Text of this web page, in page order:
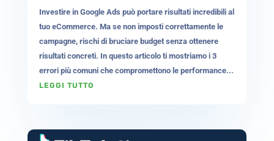
Investire in Google Ads può portare risultati incredibili al
tuo eCommerce. Ma se non imposti correttamente le
campagne, rischi di bruciare budget senza ottenere
risultati concreti. In questo articolo ti mostriamo i 3
errori più comuni che compromettono le performance...
LEGGI TUTTO